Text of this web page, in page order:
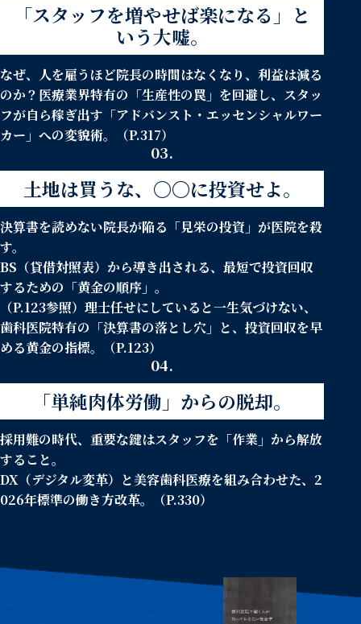
「スタッフを増やせば楽になる」と
いう大嘘。
なぜ、人を雇うほど院長の時間はなくなり、利益は減る
のか？医療業界特有の「生産性の罠」を回避し、 スタッ
フが自ら稼ぎ出す「アドバンスト・エッセンシャルワー
カー」への変貌術。（P.317）
03.
土地は買うな、〇〇に投資せよ。
決算書を読めない院長が陥る「見栄の投資」が医院を殺
す。
BS（貸借対照表）から導き出される、最短で投資回収
するための「黄金の順序」。
（P.123参照）理士任せにしていると一生気づけない、
歯科医院特有の「決算書の落とし穴」と、投資回収を早
める黄金の指標。（P.123）
04.
「単純肉体労働」からの脱却。
採用難の時代、重要な鍵はスタッフを「作業」から解放
すること。
DX（デジタル変革）と美容歯科医療を組み合わせた、2
026年標準の働き方改革。（P.330）